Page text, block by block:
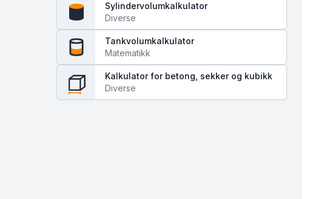
Sylindervolumkalkulator
Diverse
Tankvolumkalkulator
Matematikk
Kalkulator for betong, sekker og kubikk
Diverse